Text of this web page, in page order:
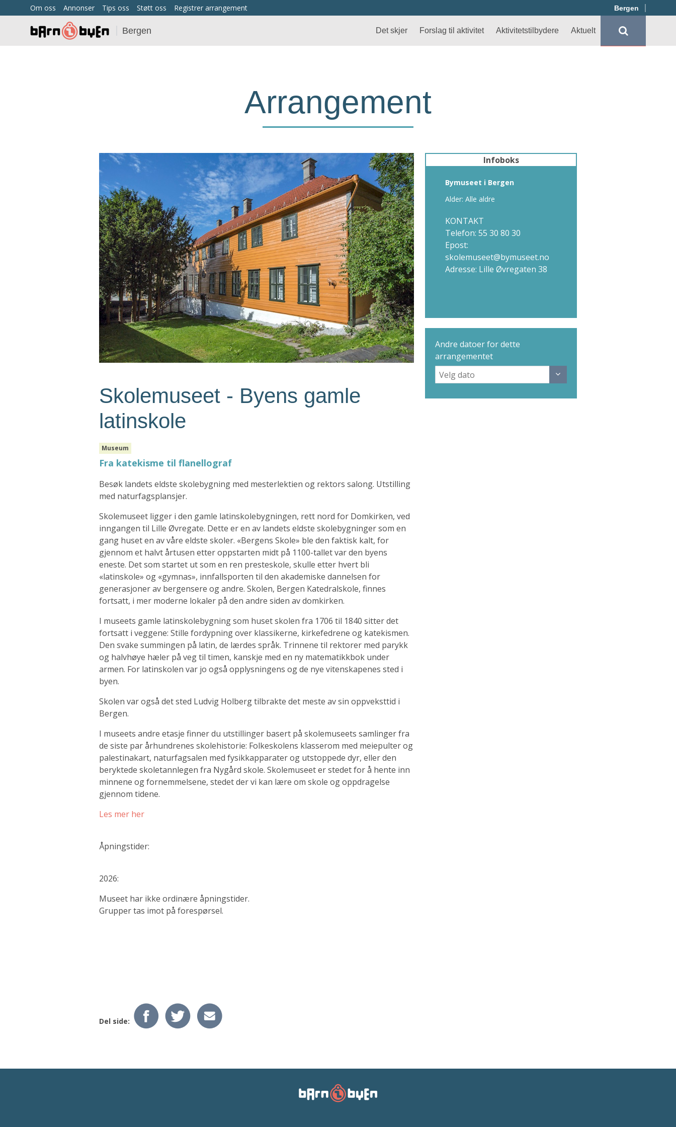
Om oss Annonser Tips oss Støtt oss Registrer arrangement Bergen
Bergen Det skjer Forslag til aktivitet Aktivitetstilbydere Aktuelt
Arrangement
Skolemuseet - Byens gamle
latinskole
Museum
Fra katekisme til flanellograf
Besøk landets eldste skolebygning med mesterlektien og rektors salong. Utstilling
med naturfagsplansjer.
Skolemuseet ligger i den gamle latinskolebygningen, rett nord for Domkirken, ved
inngangen til Lille Øvregate. Dette er en av landets eldste skolebygninger som en
gang huset en av våre eldste skoler. «Bergens Skole» ble den faktisk kalt, for
gjennom et halvt årtusen etter oppstarten midt på 1100-tallet var den byens
eneste. Det som startet ut som en ren presteskole, skulle etter hvert bli
«latinskole» og «gymnas», innfallsporten til den akademiske dannelsen for
generasjoner av bergensere og andre. Skolen, Bergen Katedralskole, finnes
fortsatt, i mer moderne lokaler på den andre siden av domkirken.
I museets gamle latinskolebygning som huset skolen fra 1706 til 1840 sitter det
fortsatt i veggene: Stille fordypning over klassikerne, kirkefedrene og katekismen.
Den svake summingen på latin, de lærdes språk. Trinnene til rektorer med parykk
og halvhøye hæler på veg til timen, kanskje med en ny matematikkbok under
armen. For latinskolen var jo også opplysningens og de nye vitenskapenes sted i
byen.
Skolen var også det sted Ludvig Holberg tilbrakte det meste av sin oppveksttid i
Bergen.
I museets andre etasje finner du utstillinger basert på skolemuseets samlinger fra
de siste par århundrenes skolehistorie: Folkeskolens klasserom med meiepulter og
palestinakart, naturfagsalen med fysikkapparater og utstoppede dyr, eller den
beryktede skoletannlegen fra Nygård skole. Skolemuseet er stedet for å hente inn
minnene og fornemmelsene, stedet der vi kan lære om skole og oppdragelse
gjennom tidene.
Les mer her
Åpningstider:
2026:
Museet har ikke ordinære åpningstider.
Grupper tas imot på forespørsel.
Del side:
Infoboks
Bymuseet i Bergen
Alder: Alle aldre
KONTAKT
Telefon: 55 30 80 30
Epost:
skolemuseet@bymuseet.no
Adresse: Lille Øvregaten 38
Andre datoer for dette
arrangementet